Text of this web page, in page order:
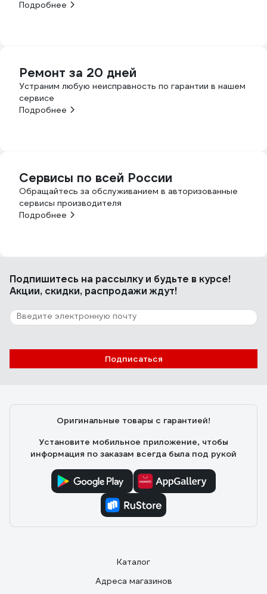
Подробнее
Ремонт за 20 дней
Устраним любую неисправность по гарантии в нашем
сервисе
Подробнее
Сервисы по всей России
Обращайтесь за обслуживанием в авторизованные
сервисы производителя
Подробнее
Подпишитесь на рассылкуи будьте в курсе!
Акции, скидки, распродажи ждут!
Подписаться
Оригинальные товары с гарантией!
Установите мобильное приложение, чтобы
информация по заказам всегда была под рукой
Каталог
Адреса магазинов